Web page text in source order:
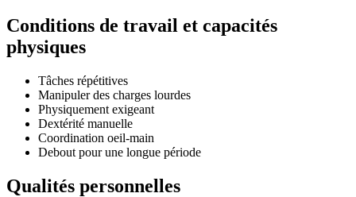
Conditions de travail et capacités
physiques
Tâches répétitives
Manipuler des charges lourdes
Physiquement exigeant
Dextérité manuelle
Coordination oeil-main
Debout pour une longue période
Qualités personnelles